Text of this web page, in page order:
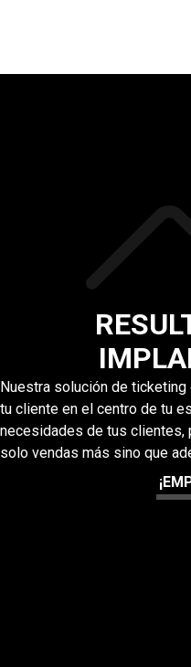
Nuestra solución de
tu cliente en el centro de tu
necesidades de tus clientes,
solo vendas más sino que